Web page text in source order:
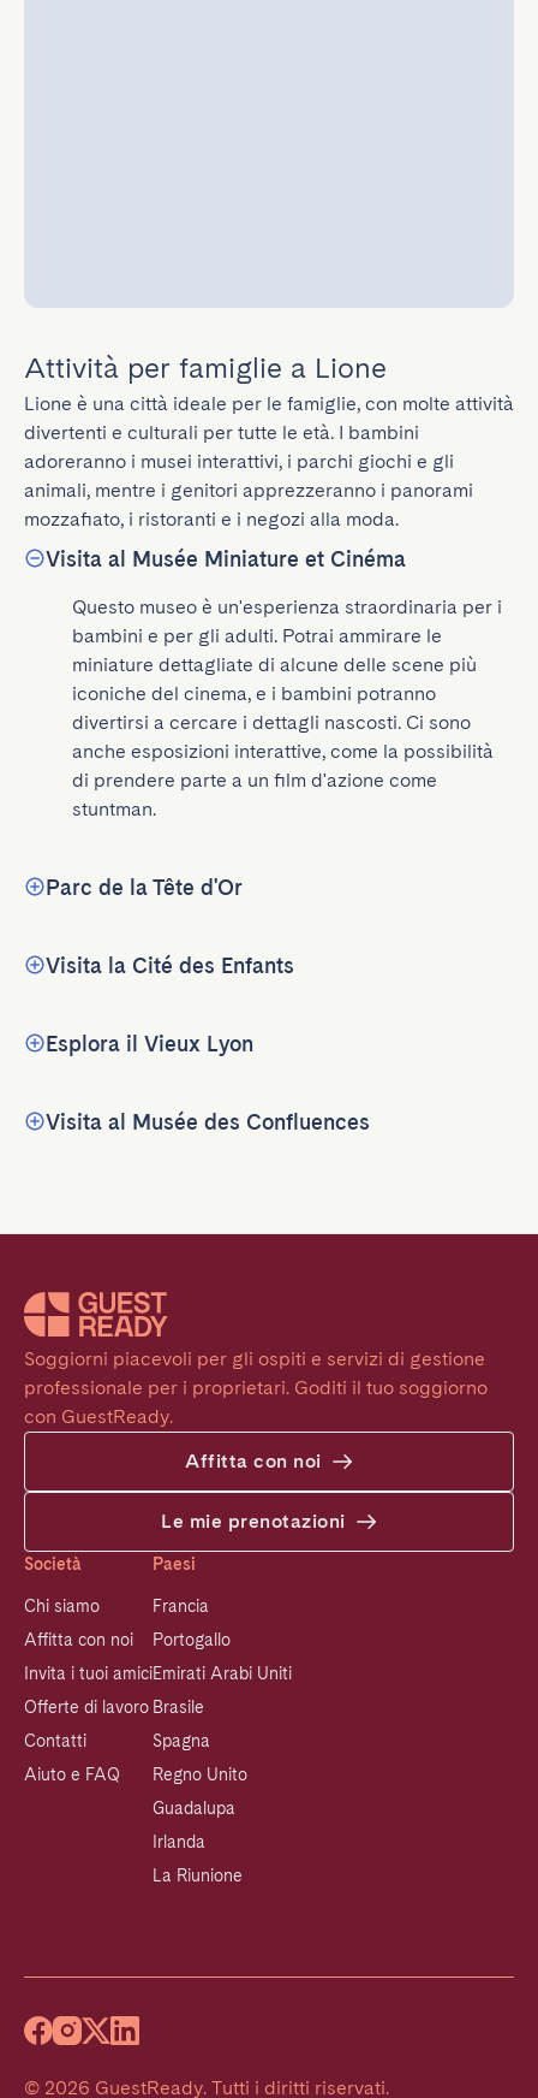
Attività per famiglie a Lione
Lione è una città ideale per le famiglie, con molte attività
divertenti e culturali per tutte le età. I bambini
adoreranno i musei interattivi, i parchi giochi e gli
animali, mentre i genitori apprezzeranno i panorami
mozzafiato, i ristoranti e i negozi alla moda.
Visita al Musée Miniature et Cinéma
Questo museo è un'esperienza straordinaria per i
bambini e per gli adulti. Potrai ammirare le
miniature dettagliate di alcune delle scene più
iconiche del cinema, e i bambini potranno
divertirsi a cercare i dettagli nascosti. Ci sono
anche esposizioni interattive, come la possibilità
di prendere parte a un film d'azione come
stuntman.
Parc de la Tête d'Or
Visita la Cité des Enfants
Esplora il Vieux Lyon
Visita al Musée des Confluences
Soggiorni piacevoli per gli ospiti e servizi di gestione
professionale per i proprietari. Goditi il tuo soggiorno
con GuestReady.
Affitta con noi
Le mie prenotazioni
Società
Chi siamo
Affitta con noi
Invita i tuoi amici
Offerte di lavoro
Contatti
Aiuto e FAQ
Paesi
Francia
Portogallo
Emirati Arabi Uniti
Brasile
Spagna
Regno Unito
Guadalupa
Irlanda
La Riunione
© 2026 GuestReady. Tutti i diritti riservati.